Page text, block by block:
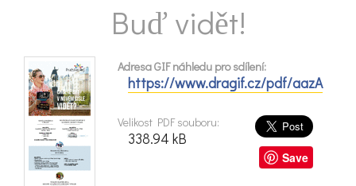
Buď vidět!
Adresa GIF náhledu pro sdílení:
https://www.dragif.cz/pdf/aazA
Save
Velikost PDF souboru:
338.94 kB